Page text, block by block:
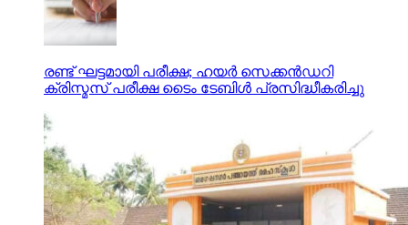
രണ്ട് ഘട്ടമായി പരീക്ഷ; ഹയര്‍ സെക്കന്‍ഡറി
ക്രിസ്മസ് പരീക്ഷ ടൈം ടേബിള്‍ പ്രസിദ്ധീകരിച്ചു